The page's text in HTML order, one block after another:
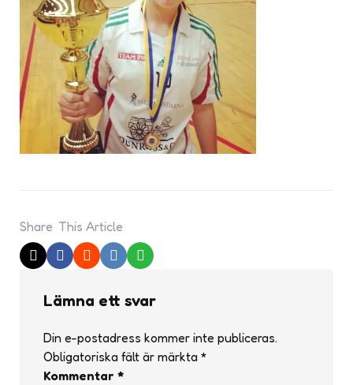
Share This Article
Lämna ett svar
Din e-postadress kommer inte publiceras.
Obligatoriska fält är märkta *
Kommentar *